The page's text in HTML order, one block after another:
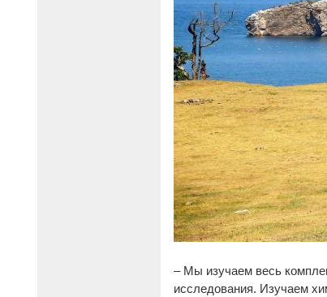
– Мы изучаем весь
исследования. Изучаем